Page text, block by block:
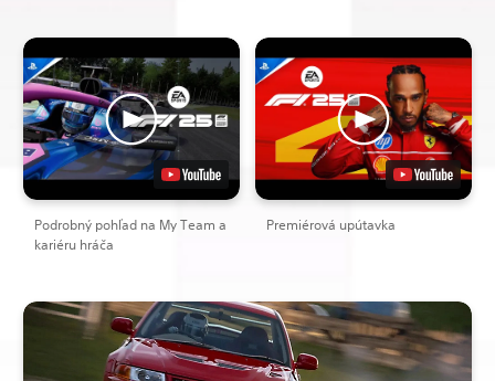
Podrobný pohľad na My Team a
kariéru hráča
Premiérová upútavka